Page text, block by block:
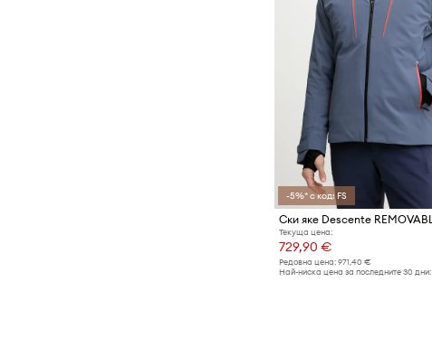
-5%* с код: FS
Текуща цена:
729,90 €
Редовна цена: 971,40 €
Най-ниска цена за последните 30 дни: